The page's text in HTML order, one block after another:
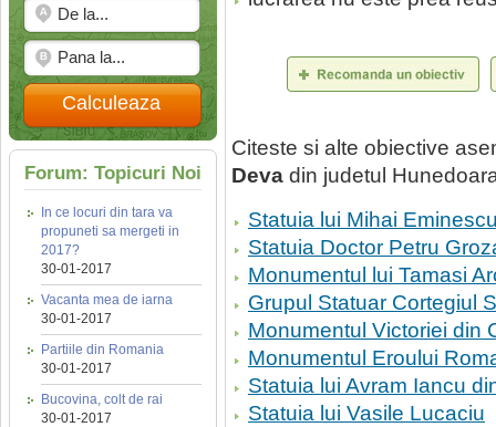
Calculeaza
Forum: Topicuri Noi
In ce locuri din tara va
propuneti sa mergeti in
2017?
30-01-2017
Vacanta mea de iarna
30-01-2017
Partiile din Romania
30-01-2017
Bucovina, colt de rai
30-01-2017
Citeste si alte obiective
Deva din judetul
Statuia lui Mihai
Statuia Doctor Petru
Monumentul lui Tamasi
Grupul Statuar Cortegiul
Monumentul Victoriei din
Monumentul Eroului
Statuia lui Avram Iancu
Statuia lui Vasile Lucaciu